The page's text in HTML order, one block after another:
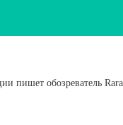
пишет обозреватель